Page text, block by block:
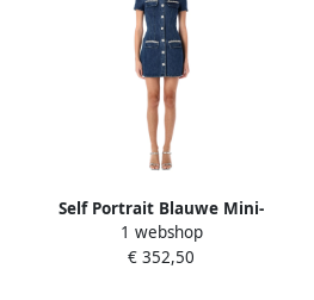
Self Portrait Blauwe Mini-
jurk van Denim met Kraag
Blue Dames
1 webshop
€ 352,50